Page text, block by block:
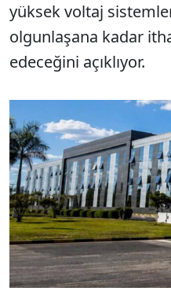
yüksek voltaj
olgunlaşana kadar
edeceğini açıklıyor.